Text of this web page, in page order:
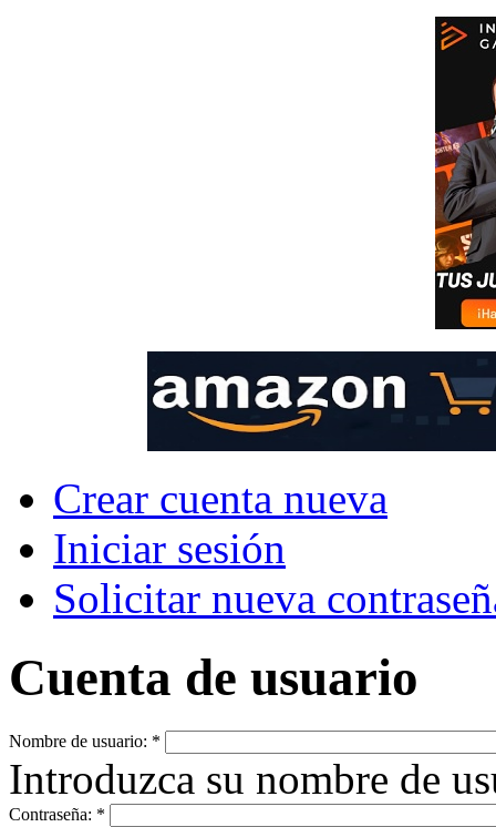
Crear cuenta nueva
Iniciar sesión
Solicitar nueva
Cuenta de usuario
Nombre de usuario: *
Introduzca su nombre de
Contraseña: *